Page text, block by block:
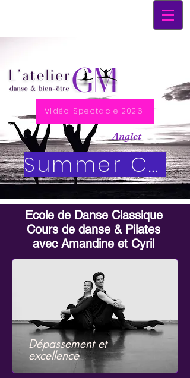
Vidéo Spectacle 2026
Anglet
Summer Class
Ecole de Danse Classique
Cours de danse & Pilates
avec Amandine et Cyril
Dépassement et
excellence